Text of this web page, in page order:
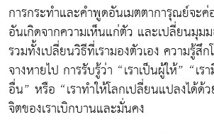
การกระทำและคำพูดอันเมตตาการุณย์จะ
อันเกิดจากความเห็นแก่ตัว และเปลี่ยนมุม
รวมทั้งเปลี่ยนวิธีที่เรามองตัวเอง ความรู้สึก
จางหายไป การรับรู้ว่า “เราเป็นผู้ให้” “เ
อื่น” หรือ “เราทำให้โลกเปลี่ยนแปลงได้ด้
จิตของเราเบิกบานและมั่นคง